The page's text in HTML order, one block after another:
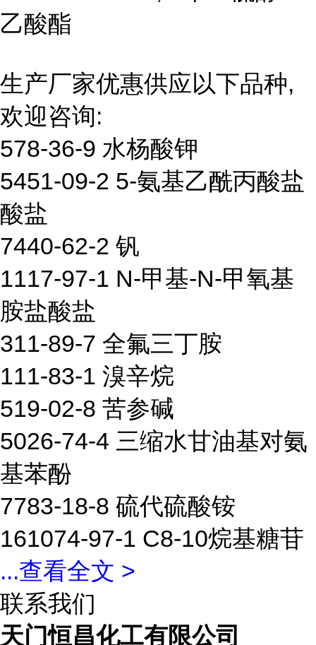
乙酸酯
生产厂家优惠供应以下品种,
欢迎咨询:
578-36-9 水杨酸钾
5451-09-2 5-氨基乙酰丙酸盐
酸盐
7440-62-2 钒
1117-97-1 N-甲基-N-甲氧基
胺盐酸盐
311-89-7 全氟三丁胺
111-83-1 溴辛烷
519-02-8 苦参碱
5026-74-4 三缩水甘油基对氨
基苯酚
7783-18-8 硫代硫酸铵
161074-97-1 C8-10烷基糖苷
...查看全文 >
联系我们
天门恒昌化工有限公司